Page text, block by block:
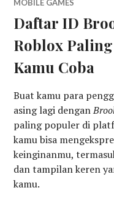
MOBILE GAMES
Daftar ID
Roblox
Kamu Coba
Buat kamu para
asing lagi dengan
paling populer di
kamu bisa
keinginanmu,
dan tampilan keren
kamu.